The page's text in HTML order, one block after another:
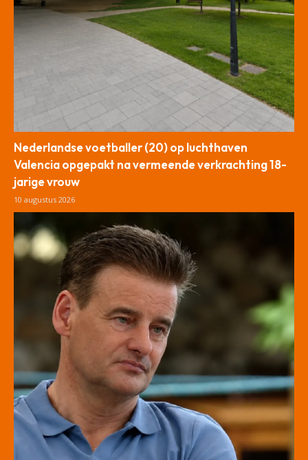
Nederlandse voetballer (20) op luchthaven
Valencia opgepakt na vermeende verkrachting 18-
jarige vrouw
10 augustus 2026